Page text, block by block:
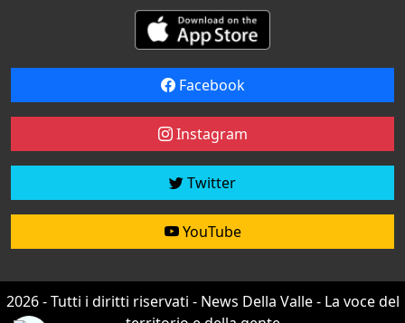
Facebook
Instagram
Twitter
YouTube
2026 - Tutti i diritti riservati - News Della Valle - La voce del